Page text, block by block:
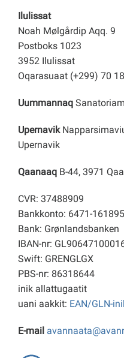
Ilulissat
Noah Mølgårdip Aqq. 9
Postboks 1023
3952 Ilulissat
Oqarasuaat (+299) 70
Uummannaq
Upernavik
Upernavik
Qaanaaq B-44, 3971
CVR: 37488909
Bankkonto: 6471-
Bank: Grønlandsbanken
IBAN-nr:
Swift: GRENGLGX
PBS-nr:
inik allattugaatit
uani aakkit: EAN/GLN-
E-mail